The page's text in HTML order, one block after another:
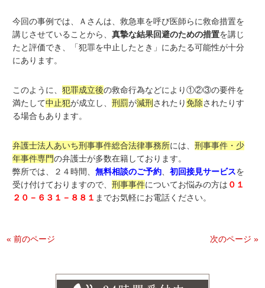
今回の事例では、Ａさんは、救急車を呼び医師らに救命措置を
講じさせていることから、真摯な結果回避のための措置を講じ
たと評価でき、「犯罪を中止したとき」にあたる可能性が十分
にあります。
このように、犯罪成立後の救命行為などにより①②③の要件を
満たして中止犯が成立し、刑罰が減刑 されたり免除されたりす
る場合もあります。
弁護士法人あいち刑事事件総合法律事務所には、刑事事件・少
年事件専門の弁護士が多数在籍しております。
弊所では、２４時間、無料相談のご予約、初回接見サービスを
受け付けておりますので、刑事事件についてお悩みの方は ０１
２０－６３１－８８１ までお気軽にお電話ください。
« 前のページ 次のページ »